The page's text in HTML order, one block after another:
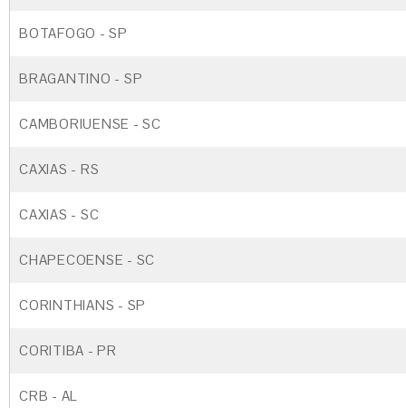
BOTAFOGO - SP
BRAGANTINO - SP
CAMBORIUENSE - SC
CAXIAS - RS
CAXIAS - SC
CHAPECOENSE - SC
CORINTHIANS - SP
CORITIBA - PR
CRB - AL